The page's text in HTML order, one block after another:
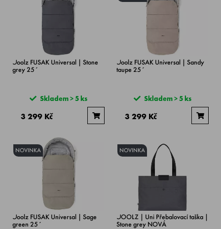
Joolz FUSAK Universal | Stone
grey 25´
Skladem > 5 ks
3 299 Kč
Joolz FUSAK Universal | Sandy
taupe 25´
Skladem > 5 ks
3 299 Kč
NOVINKA
Joolz FUSAK Universal | Sage
green 25´
NOVINKA
JOOLZ | Uni Přebalovací taška |
Stone grey NOVÁ